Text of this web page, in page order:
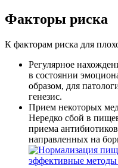
Факторы риска
К факторам риска для
Регулярное
в состоянии
образом, для
генезис.
Прием некоторых
Нередко сбой в
приема
направленных на